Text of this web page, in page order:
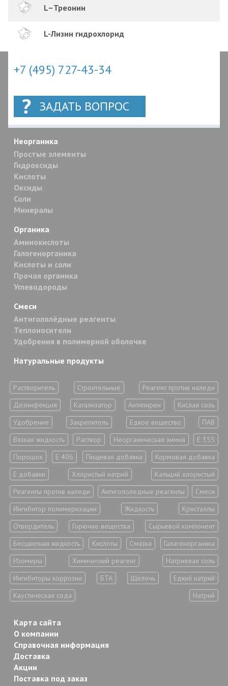
L–Треонин
L-Лизин гидрохлорид
+7 (495) 727-43-34
ЗАДАТЬ ВОПРОС
Неорганика
Простые элементы
Гидроксиды
Кислоты
Оксиды
Соли
Минералы
Органика
Аминокислоты
Галогенорганика
Кислоты и соли
Прочая органика
Углеводороды
Смеси
Антигололёдные реагенты
Теплоносители
Удобрения в полимерной оболочке
Натуральные продукты
Растворитель Строительные
Реагент против наледи
Дезинфекция
Катализатор Антипирен
Кислая соль
Удобрение
Закрепитель Едкое вещество
ПАВ
Вязкая жидкость
Раствор Неорганическая химия
Е 355
Порошок
Е 406 Пищевая добавка
Кормовая добавка
Е добавки
Хлористый натрий
Кальций хлористый
Реагенты против наледи
Антигололедные реагенты
Смеси
Ингибитор полимеризации
Жидкость
Кристаллы
Отвердитель
Горючие вещества
Сырьевой компонент
Бесцветная жидкость
Кислоты Смазка
Галагенорганика
Изомеры
Химический реагент
Натриевая соль
Ингибиторы коррозии
БТА Щёлочь
Едкий натрий
Каустическая сода
Натрий
Карта сайта
О компании
Справочная информация
Доставка
Акции
Поставка под заказ